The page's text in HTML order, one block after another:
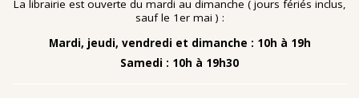
La librairie est ouverte du mardi au dimanche ( jours fériés inclus,
sauf le 1er mai ) :
Mardi, jeudi, vendredi et dimanche : 10h à 19h
Samedi : 10h à 19h30